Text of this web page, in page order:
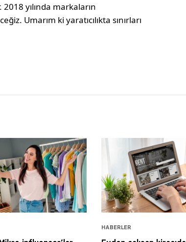
yılında markaların
Umarım ki yaratıcılıkta sınırları
HABERLER